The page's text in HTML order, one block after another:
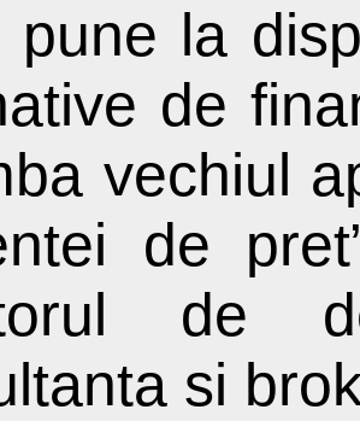
pune la
de
vechiul
de
de
si